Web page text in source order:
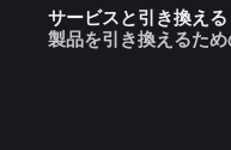
サービスと引き換える
製品を引き換えるため